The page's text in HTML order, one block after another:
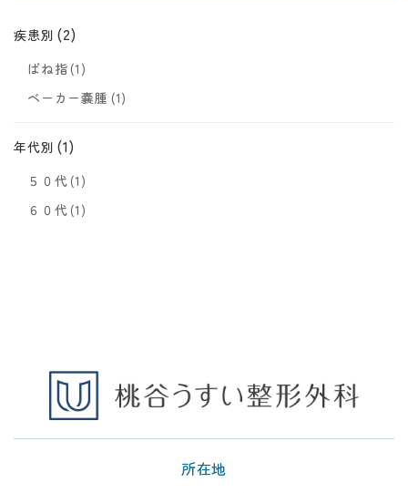
疾患別 (2)
ばね指(1)
ベーカー嚢腫 (1)
年代別 (1)
５０代(1)
６０代(1)
所在地